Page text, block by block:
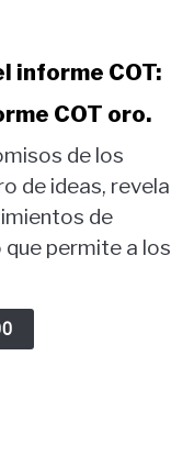
informe COT:
COT oro.
de los
de ideas, revela
de
permite a los